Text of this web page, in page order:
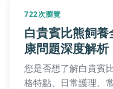
722次瀏覽
白貴賓比熊飼
康問題深度解析
您是否想了解白貴賓
格特點、日常護理、